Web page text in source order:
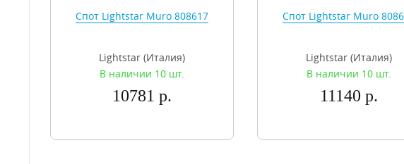
Спот Lightstar Muro 808617
Lightstar (Италия)
В наличии 10 шт.
10781 р.
Спот Lightstar Muro
Lightstar (Италия)
В наличии 10 шт.
11140 р.